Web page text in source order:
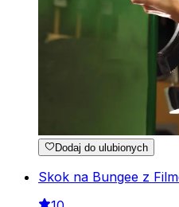
Dodaj do ulubionych
Skok na Bungee z